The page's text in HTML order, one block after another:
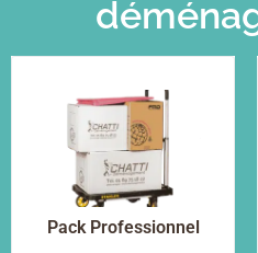
Pack Professionnel